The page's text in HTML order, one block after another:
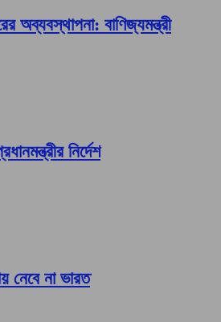
অব্যবস্থাপনা: বাণিজ্যমন্ত্রী
নির্দেশ
নেবে না ভারত